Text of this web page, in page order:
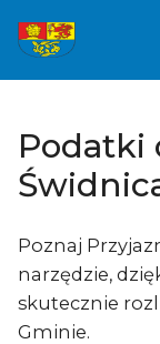
Podatki
Poznaj
narzędzie,
skutecznie
Gminie.